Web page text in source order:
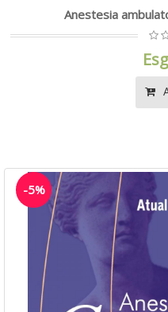
Anestesia
-5%